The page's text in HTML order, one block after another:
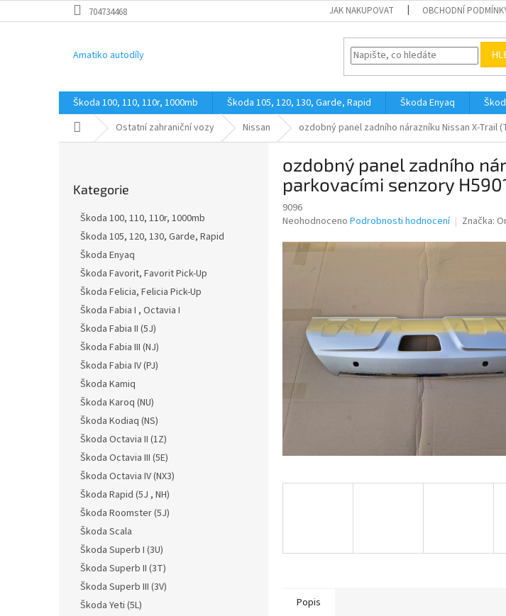
na
704734468 JAK NAKUPOVAT OBCHODNÍ
Amatiko autodíly
Škoda 100, 110, 110r, 1000mb Škoda 105, 120, 130, Garde, Rapid Škoda Enyaq
Domů Ostatní zahraniční vozy Nissan ozdobný panel zadního nárazníku Nissan X-Trail
kategorie
Kategorie
Škoda 100, 110, 110r, 1000mb
Škoda 105, 120, 130, Garde, Rapid
Škoda Enyaq
Škoda Favorit, Favorit Pick-Up
Škoda Felicia, Felicia Pick-Up
Škoda Fabia I , Octavia I
Škoda Fabia II (5J)
Škoda Fabia III (NJ)
Škoda Fabia IV (PJ)
Škoda Kamiq
Škoda Karoq (NU)
Škoda Kodiaq (NS)
Škoda Octavia II (1Z)
Škoda Octavia III (5E)
Škoda Octavia IV (NX3)
Škoda Rapid (5J , NH)
Škoda Roomster (5J)
Škoda Scala
Škoda Superb I (3U)
Škoda Superb II (3T)
Škoda Superb III (3V)
Škoda Yeti (5L)
ozdobný panel zadního
parkovacími senzory
9096
Průměrné
produktu
hvězdiček.
Neohodnoceno Podrobnosti hodnocení Značka:
Popis